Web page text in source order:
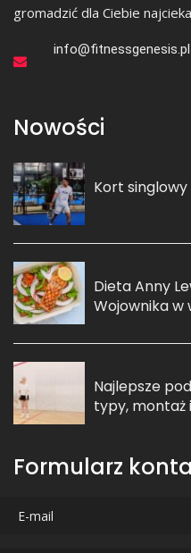
gromadzić dla Ciebie
info@fitnessgenesis.pl
Nowości
Kort
Dieta Anny
Wojownika w
Najlepsze
typy, montaż
Formularz